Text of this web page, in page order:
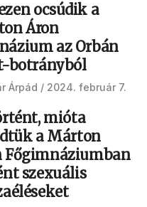
ocsúdik a
Áron
az Orbán
botrányból
Árpád 2024. február 7.
mióta
a Márton
Főgimnáziumban
szexuális